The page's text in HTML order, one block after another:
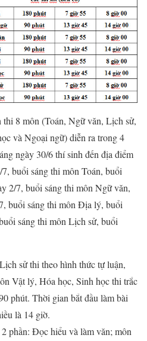
8 môn (Toán, Ngữ văn, Lịch sử,
và Ngoại ngữ) diễn ra trong 4
ngày 30/6 thí sinh đến địa điểm
buổi sáng thi môn Toán, buổi
2/7, buổi sáng thi môn Ngữ văn,
buổi sáng thi môn Địa lý, buổi
sáng thi môn Lịch sử, buổi
sử thi theo hình thức tự luận,
Vật lý, Hóa học, Sinh học thi trắc
phút. Thời gian bắt đầu làm bài
là 14 giờ.
phần: Đọc hiểu và làm văn; môn